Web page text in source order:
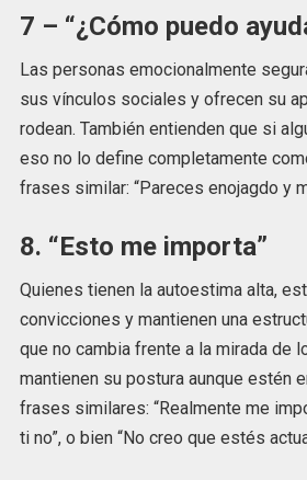
7 – “¿Cómo puedo
Las personas emocionalmente
sus vínculos sociales y ofrecen su
rodean. También entienden que si
eso no lo define completamente
frases similar: “Pareces enojagdo y
8. “Esto me importa”
Quienes tienen la autoestima alta,
convicciones y mantienen una
que no cambia frente a la mirada de
mantienen su postura aunque estén
frases similares: “Realmente me
ti no”, o bien “No creo que estés